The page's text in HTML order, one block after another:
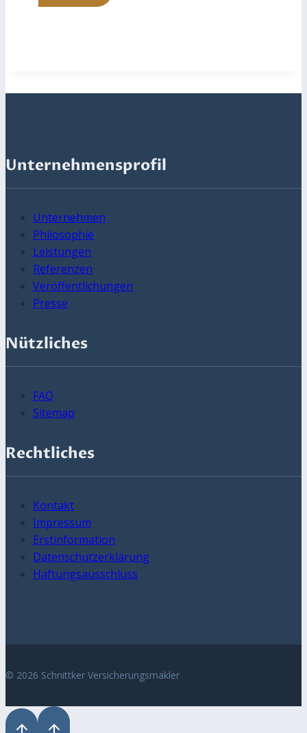
Unternehmensprofil
Unternehmen
Philosophie
Leistungen
Referenzen
Veröffentlichungen
Presse
Nützliches
FAQ
Sitemap
Rechtliches
Kontakt
Impressum
Erstinformation
Datenschutzerklärung
Haftungsausschluss
© 2026 Schnittker Versicherungsmakler